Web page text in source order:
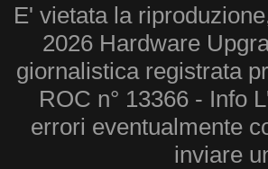
E' vietata la
2026 Hardware
giornalistica registrata
ROC n° 13366 - Info
errori eventualmente
inviare